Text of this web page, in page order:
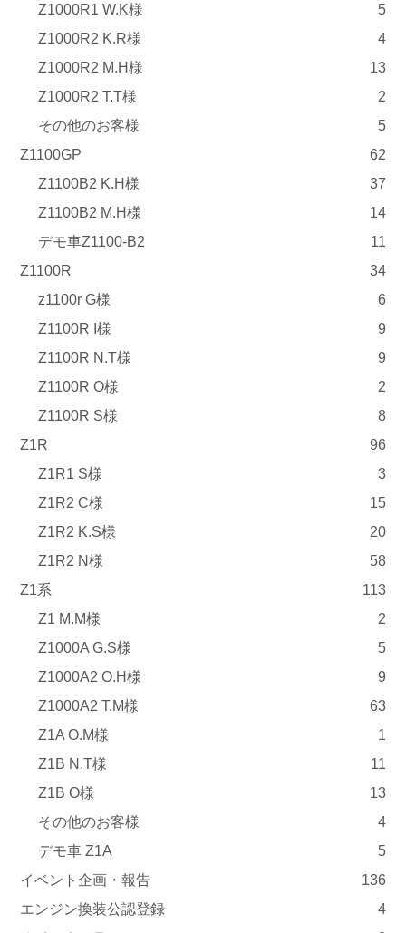
Z1000R1 W.K様
5
Z1000R2 K.R様
4
Z1000R2 M.H様
13
Z1000R2 T.T様
2
その他のお客様
5
Z1100GP
62
Z1100B2 K.H様
37
Z1100B2 M.H様
14
デモ車Z1100-B2
11
Z1100R
34
z1100r G様
6
Z1100R I様
9
Z1100R N.T様
9
Z1100R O様
2
Z1100R S様
8
Z1R
96
Z1R1 S様
3
Z1R2 C様
15
Z1R2 K.S様
20
Z1R2 N様
58
Z1系
113
Z1 M.M様
2
Z1000A G.S様
5
Z1000A2 O.H様
9
Z1000A2 T.M様
63
Z1A O.M様
1
Z1B N.T様
11
Z1B O様
13
その他のお客様
4
デモ車 Z1A
5
イベント企画・報告
136
エンジン換装公認登録
4